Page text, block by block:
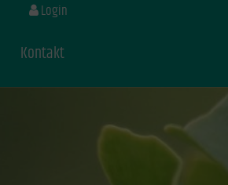
Login
Kontakt